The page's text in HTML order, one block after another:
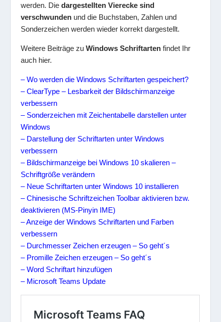
werden. Diedargestellten Vierecke sind
verschwunden und die Buchstaben, Zahlen und
Sonderzeichen werden wieder korrekt dargestellt.
Weitere Beiträge zuWindows Schriftarten findet Ihr
auch hier.
– Wo werden die Windows Schriftarten gespeichert?
– ClearType – Lesbarkeit der Bildschirmanzeige
verbessern
– Sonderzeichen mit Zeichentabelle darstellen unter
Windows
– Darstellung der Schriftarten unter Windows
verbessern
– Bildschirmanzeige bei Windows 10 skalieren –
Schriftgröße verändern
– Neue Schriftarten unter Windows 10 installieren
– Chinesische Schriftzeichen Toolbar aktivieren bzw.
deaktivieren (MS-Pinyin IME)
– Anzeige der Windows Schriftarten und Farben
verbessern
– Durchmesser Zeichen erzeugen – So geht´s
– Promille Zeichen erzeugen – So geht´s
– Word Schriftart hinzufügen
– Microsoft Teams Update